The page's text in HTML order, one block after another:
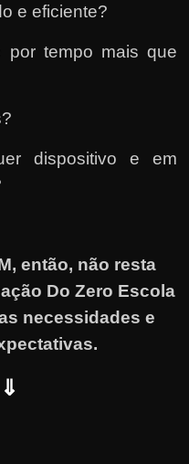
e eficiente?
por tempo mais que
dispositivo e em
então, não resta
Do Zero Escola
necessidades e